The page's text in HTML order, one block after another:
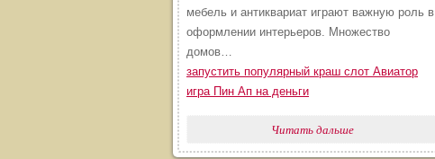
мебель и антиквариат играют важную роль в
оформлении интерьеров. Множество
домов…
запустить популярный краш слот Авиатор
игра Пин Ап на деньги
Читать дальше